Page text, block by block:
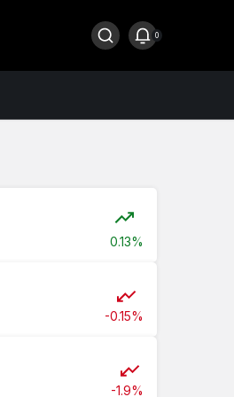
0
0.13%
-0.15%
-1.9%